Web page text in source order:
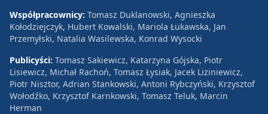
Współpracownicy: Tomasz Duklanowski, Agnieszka
Kołodziejczyk, Hubert Kowalski, Mariola Łukawska, Jan
Przemyłski, Natalia Wasilewska, Konrad Wysocki
Publicyści: Tomasz Sakiewicz, Katarzyna Gójska, Piotr
Lisiewicz, Michał Rachoń, Tomasz Łysiak, Jacek Liziniewicz,
Piotr Nisztor, Adrian Stankowski, Antoni Rybczyński, Krzysztof
Wołodźko, Krzysztof Karnkowski, Tomasz Teluk, Marcin
Herman